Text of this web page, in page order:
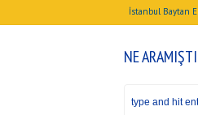
İstanbul Baytan
NE